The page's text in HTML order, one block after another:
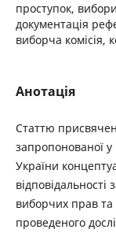
проступок,
документація
виборча комісія,
Анотація
Статтю
запропонованої у
України
виборчих прав
проведеного